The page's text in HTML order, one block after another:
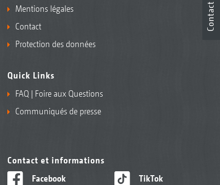
Mentions légales
Contact
Protection des données
Quick Links
FAQ | Foire aux Questions
Communiqués de presse
Contact et informations
Facebook
TikTok
Contact